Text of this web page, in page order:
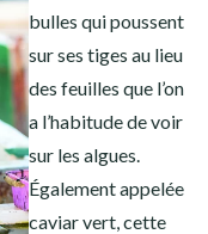
bulles qui poussent
sur ses tiges au lieu
des feuilles que l’on
a l’habitude de voir
sur les algues.
Également appelée
caviar vert, cette